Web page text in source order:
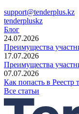
support@tenderplus.kz
tenderpluskz
Блог
24.07.2026
Преимущества
17.07.2026
Преимущества
07.07.2026
Как попасть в Реестр
Все статьи